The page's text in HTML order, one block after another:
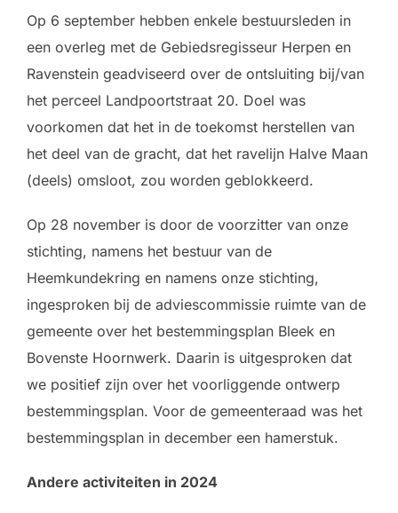
Op 6 september hebben enkele bestuursleden in
een overleg met de Gebiedsregisseur Herpen en
Ravenstein geadviseerd over de ontsluiting bij/van
het perceel Landpoortstraat 20. Doel was
voorkomen dat het in de toekomst herstellen van
het deel van de gracht, dat het ravelijn Halve Maan
(deels) omsloot, zou worden geblokkeerd.
Op 28 november is door de voorzitter van onze
stichting, namens het bestuur van de
Heemkundekring en namens onze stichting,
ingesproken bij de adviescommissie ruimte van de
gemeente over het bestemmingsplan Bleek en
Bovenste Hoornwerk. Daarin is uitgesproken dat
we positief zijn over het voorliggende ontwerp
bestemmingsplan. Voor de gemeenteraad was het
bestemmingsplan in december een hamerstuk.
Andere activiteiten in 2024